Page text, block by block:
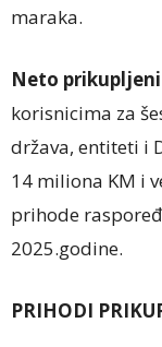
maraka.
Neto
korisnicima za
država, entiteti i
14 miliona KM i
prihode
2025.godine.
PRIHODI